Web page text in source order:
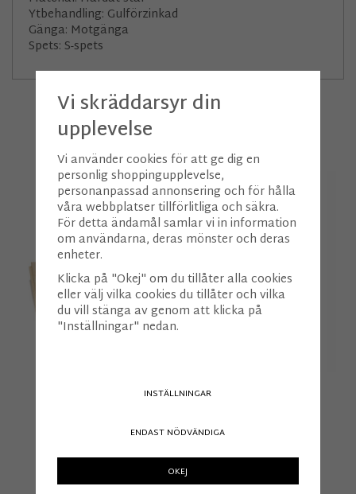
Ytbehandling: Gulförzinkad
Gänga: Motgänga
Spets: S-spets
Andra köpte även
Massivt furugolv 2-sort
Massivt furugolv 2-sort
Vi skräddarsyr din
upplevelse
Vi använder cookies för att ge dig en
personlig shoppingupplevelse,
personanpassad annonsering och för hålla
våra webbplatser tillförlitliga och säkra.
För detta ändamål samlar vi in information
om användarna, deras mönster och deras
enheter.
Klicka på "Okej" om du tillåter alla cookies
eller välj vilka cookies du tillåter och vilka
du vill stänga av genom att klicka på
"Inställningar" nedan.
INSTÄLLNINGAR
ENDAST NÖDVÄNDIGA
OKEJ